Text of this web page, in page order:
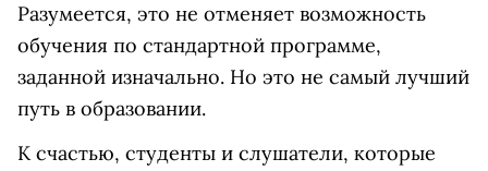
Разумеется, это не отменяет возможность
обучения по стандартной программе,
заданной изначально. Но это не самый лучший
путь в образовании.
К счастью, студенты и слушатели, которые